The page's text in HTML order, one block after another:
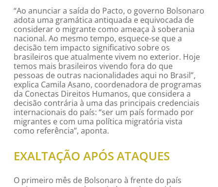
“Ao anunciar a saída do Pacto, o governo Bolsonaro
adota uma gramática antiquada e equivocada de
considerar o migrante como ameaça à soberania
nacional. Ao mesmo tempo, esquece-se que a
decisão tem impacto significativo sobre os
brasileiros que atualmente vivem no exterior. Hoje
temos mais brasileiros vivendo fora do que
pessoas de outras nacionalidades aqui no Brasil”,
explica Camila Asano, coordenadora de programas
da Conectas Direitos Humanos, que considera a
decisão contrária à uma das principais credenciais
internacionais do país: “ser um país formado por
migrantes e com uma política migratória vista
como referência”, aponta.
EXALTAÇÃO APÓS ATAQUES
O primeiro mês de Bolsonaro à frente do país